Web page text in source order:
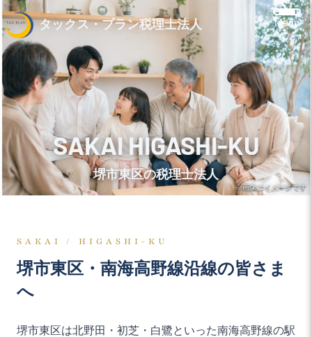
タックス・プラン税理士法人 Menu
SAKAI HIGASHI-KU
堺市東区の税理士法人
※画像はイメージです
SAKAI / HIGASHI-KU
堺市東区・南海高野線沿線の皆さま
へ
堺市東区は北野田・初芝・白鷺といった南海高野線の駅